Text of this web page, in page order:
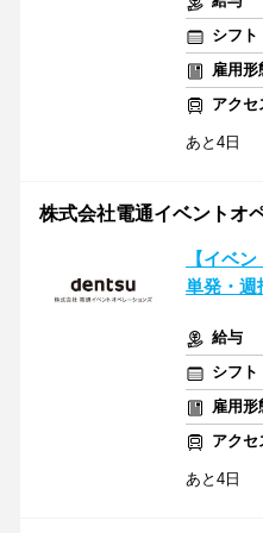
シフト
雇用形
アクセ
あと4日
株式会社電通イベントオ
【イベ
単発・週
給与
シフト
雇用形
アクセ
あと4日